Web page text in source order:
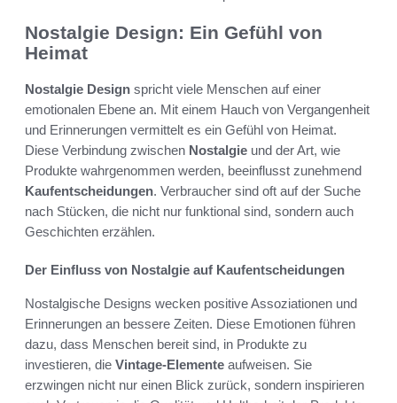
Nostalgie Design: Ein Gefühl von
Heimat
Nostalgie Design spricht viele Menschen auf einer
emotionalen Ebene an. Mit einem Hauch von Vergangenheit
und Erinnerungen vermittelt es ein Gefühl von Heimat.
Diese Verbindung zwischen Nostalgie und der Art, wie
Produkte wahrgenommen werden, beeinflusst zunehmend
Kaufentscheidungen. Verbraucher sind oft auf der Suche
nach Stücken, die nicht nur funktional sind, sondern auch
Geschichten erzählen.
Der Einfluss von Nostalgie auf Kaufentscheidungen
Nostalgische Designs wecken positive Assoziationen und
Erinnerungen an bessere Zeiten. Diese Emotionen führen
dazu, dass Menschen bereit sind, in Produkte zu
investieren, die Vintage-Elemente aufweisen. Sie
erzwingen nicht nur einen Blick zurück, sondern inspirieren